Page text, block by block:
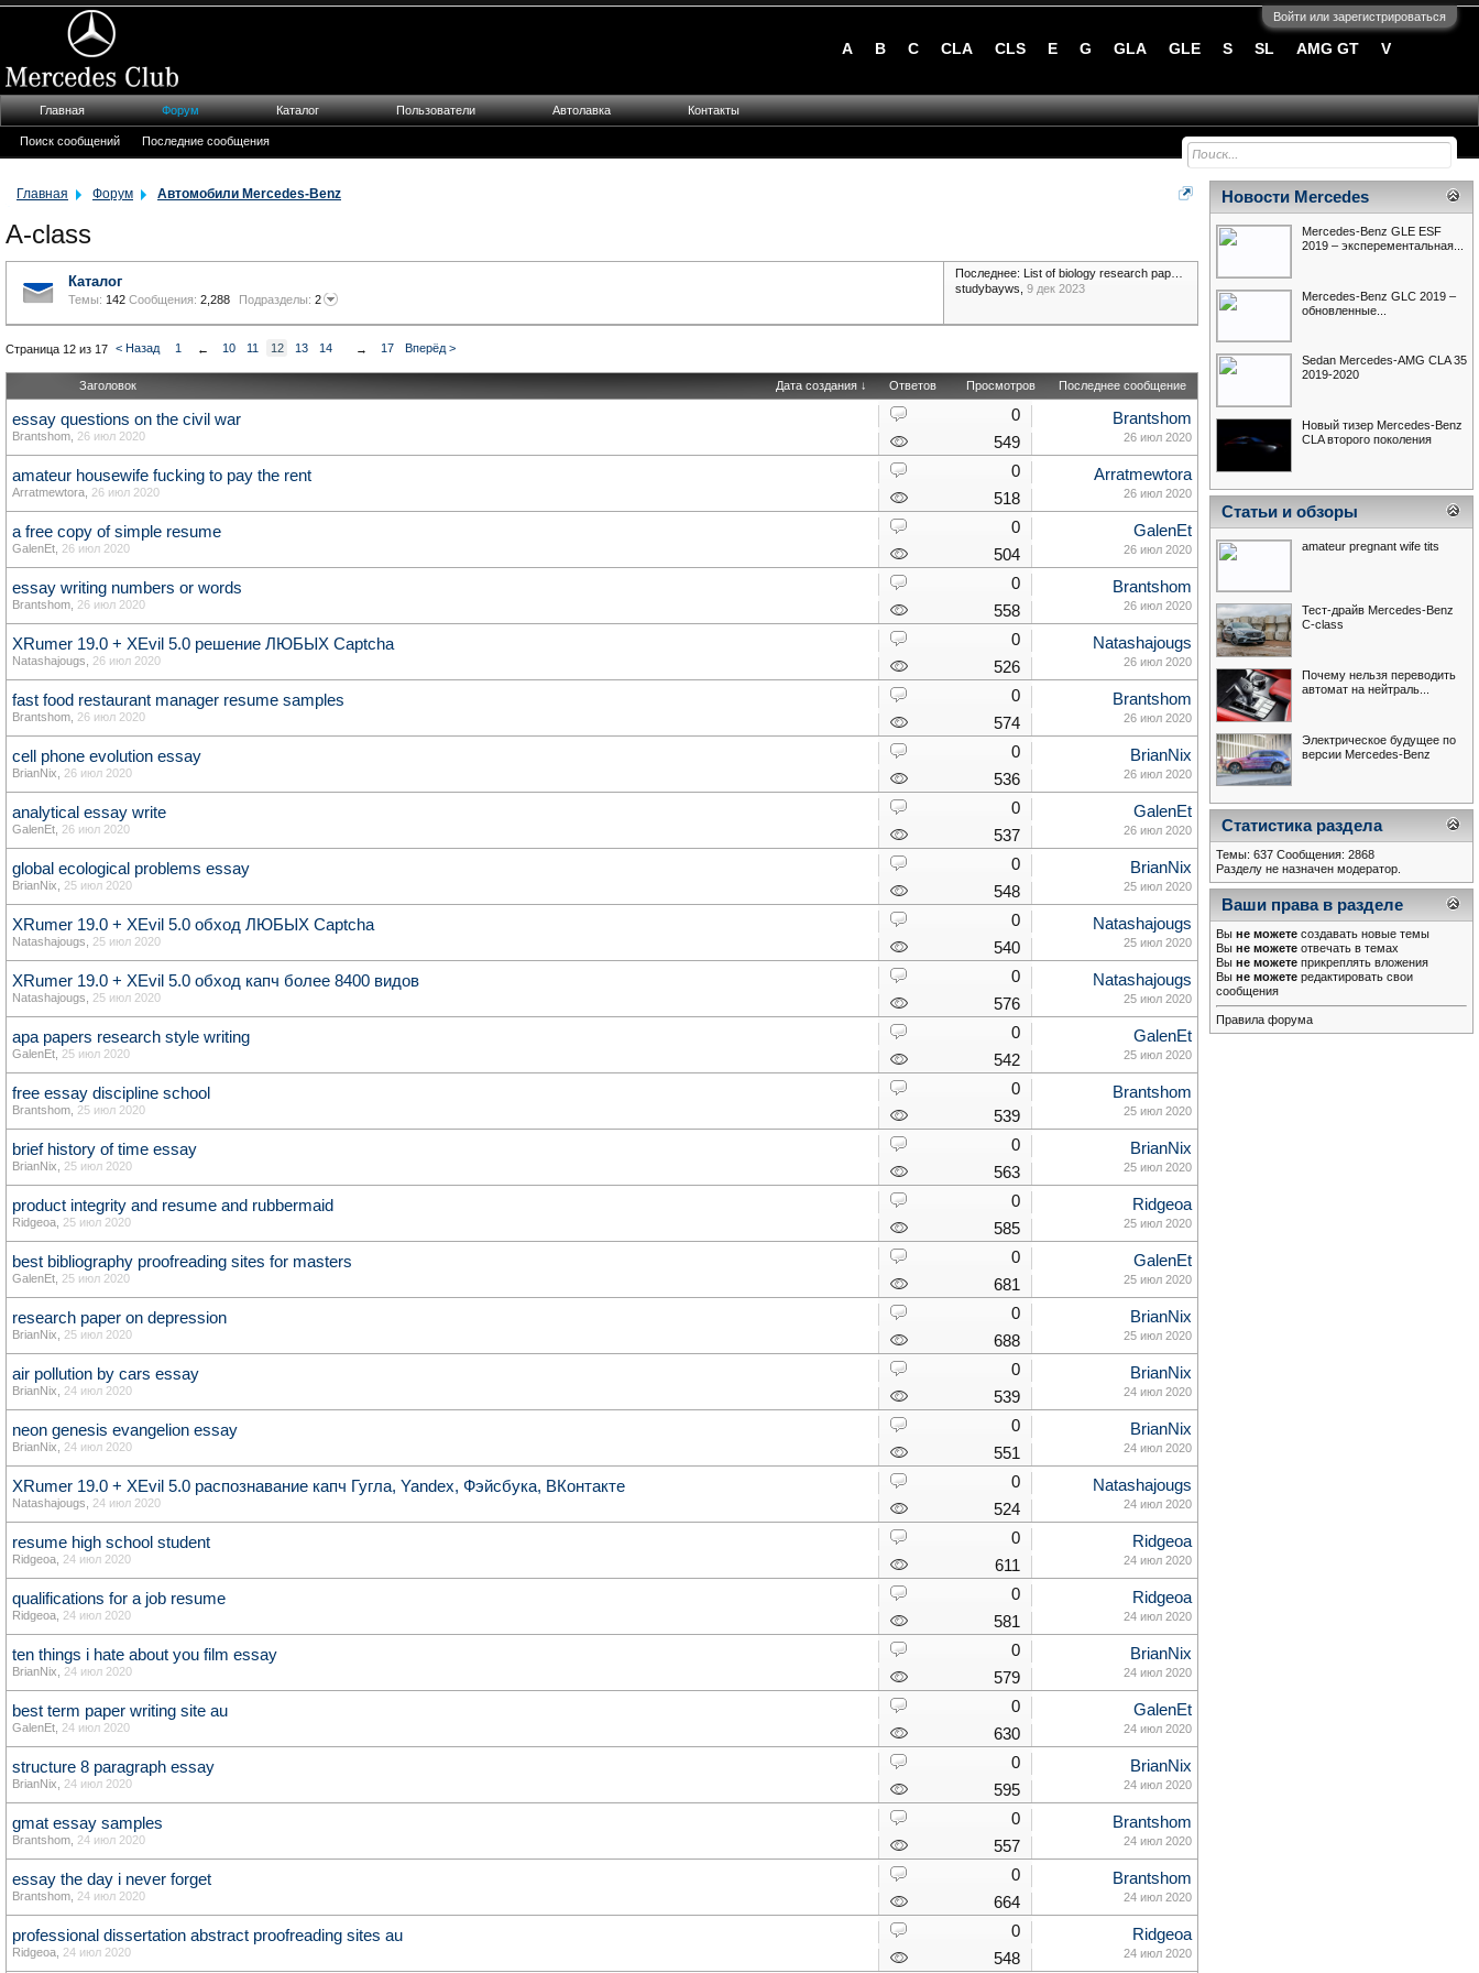
Войти или зарегистрироваться
Главная Форум Автомобили Mercedes-Benz
A-class
Каталог
Темы: 142 Сообщения: 2,288 Подразделы: 2
Последнее: List of biology research paper topics awhcn
studybayws 9 дек 2023
Страница 12 из 17 < Назад 1 ← 10 11 12 13 14 → 17 Вперёд >
Заголовок Дата создания ↓ Ответов Просмотров Последнее сообщение
essay questions on the civil war
Brantshom 26 июл 2020
0
549
Brantshom
26 июл 2020
amateur housewife fucking to pay the rent
Arratmewtora 26 июл 2020
0
518
Arratmewtora
26 июл 2020
a free copy of simple resume
GalenEt 26 июл 2020
0
504
GalenEt
26 июл 2020
essay writing numbers or words
Brantshom 26 июл 2020
0
558
Brantshom
26 июл 2020
XRumer 19.0 + XEvil 5.0 решение ЛЮБЫХ Captcha
Natashajougs 26 июл 2020
0
526
Natashajougs
26 июл 2020
fast food restaurant manager resume samples
Brantshom 26 июл 2020
0
574
Brantshom
26 июл 2020
cell phone evolution essay
BrianNix 26 июл 2020
0
536
BrianNix
26 июл 2020
analytical essay write
GalenEt 26 июл 2020
0
537
GalenEt
26 июл 2020
global ecological problems essay
BrianNix 25 июл 2020
0
548
BrianNix
25 июл 2020
XRumer 19.0 + XEvil 5.0 обход ЛЮБЫХ Captcha
Natashajougs 25 июл 2020
0
540
Natashajougs
25 июл 2020
XRumer 19.0 + XEvil 5.0 обход капч более 8400 видов
Natashajougs 25 июл 2020
0
576
Natashajougs
25 июл 2020
apa papers research style writing
GalenEt 25 июл 2020
0
542
GalenEt
25 июл 2020
free essay discipline school
Brantshom 25 июл 2020
0
539
Brantshom
25 июл 2020
brief history of time essay
BrianNix 25 июл 2020
0
563
BrianNix
25 июл 2020
product integrity and resume and rubbermaid
Ridgeoa 25 июл 2020
0
585
Ridgeoa
25 июл 2020
best bibliography proofreading sites for masters
GalenEt 25 июл 2020
0
681
GalenEt
25 июл 2020
research paper on depression
BrianNix 25 июл 2020
0
688
BrianNix
25 июл 2020
air pollution by cars essay
BrianNix 24 июл 2020
0
539
BrianNix
24 июл 2020
neon genesis evangelion essay
BrianNix 24 июл 2020
0
551
BrianNix
24 июл 2020
XRumer 19.0 + XEvil 5.0 распознавание капч Гугла, Yandex, Фэйсбука, ВКонтакте
Natashajougs 24 июл 2020
0
524
Natashajougs
24 июл 2020
resume high school student
Ridgeoa 24 июл 2020
0
611
Ridgeoa
24 июл 2020
qualifications for a job resume
Ridgeoa 24 июл 2020
0
581
Ridgeoa
24 июл 2020
ten things i hate about you film essay
BrianNix 24 июл 2020
0
579
BrianNix
24 июл 2020
best term paper writing site au
GalenEt 24 июл 2020
0
630
GalenEt
24 июл 2020
structure 8 paragraph essay
BrianNix 24 июл 2020
0
595
BrianNix
24 июл 2020
gmat essay samples
Brantshom 24 июл 2020
0
557
Brantshom
24 июл 2020
essay the day i never forget
Brantshom 24 июл 2020
0
664
Brantshom
24 июл 2020
professional dissertation abstract proofreading sites au
Ridgeoa 24 июл 2020
0
548
Ridgeoa
24 июл 2020
Новости Mercedes
Mercedes-Benz GLE ESF
2019 – эксперементальная...
Mercedes-Benz GLC 2019 –
обновленные...
Sedan Mercedes-AMG CLA 35
2019-2020
Новый тизер Mercedes-Benz
CLA второго поколения
Статьи и обзоры
amateur pregnant wife tits
Тест-драйв Mercedes-Benz
С-class
Почему нельзя переводить
автомат на нейтраль...
Электрическое будущее по
версии Mercedes-Benz
Статистика раздела
Темы: 637 Сообщения: 2868
Разделу не назначен модератор.
Ваши права в разделе
Вы не можете создавать новые темы
Вы не можете отвечать в темах
Вы не можете прикреплять вложения
Вы не можете редактировать свои
сообщения
Правила форума
A B C CLA CLS E G GLA GLE S SL AMG GT V
Главная Форум
Поиск сообщений Последние сообщения
Каталог Пользователи Автолавка Контакты